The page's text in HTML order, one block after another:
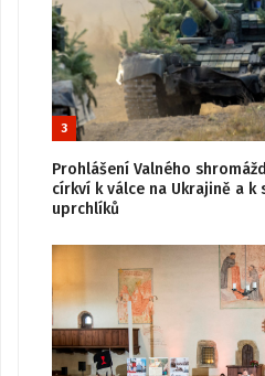
3
Prohlášení Valného
církví k válce na Ukrajině a k
uprchlíků